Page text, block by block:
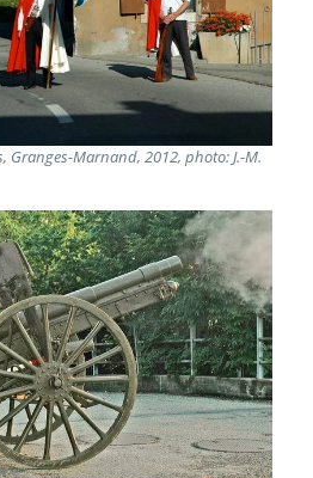
Granges-Marnand, 2012, photo: J.-M.